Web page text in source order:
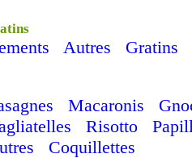
Autres Gratins
Macaronis
Risotto
Coquillettes